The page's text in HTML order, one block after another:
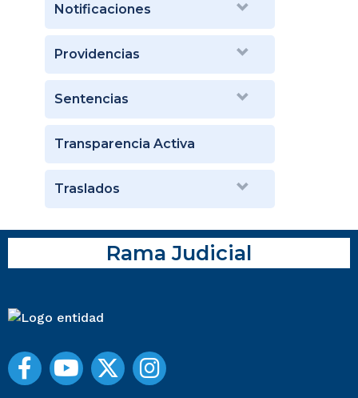
Notificaciones
Providencias
Sentencias
Transparencia Activa
Traslados
Rama Judicial